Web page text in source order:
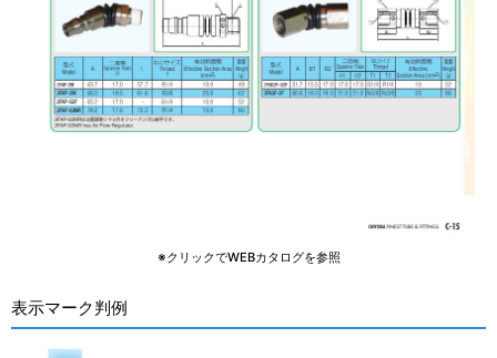
※クリックでWEBカタログを参照
表示マーク判例